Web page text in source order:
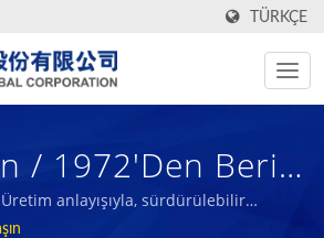
TÜRKÇE
/ 1972'den Beri
İşlevsel,
Üretim anlayışıyla, sürdürülebilir
ölçütü olmayı ve